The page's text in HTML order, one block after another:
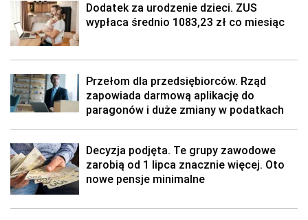
Dodatek za urodzenie dzieci. ZUS
wypłaca średnio 1083,23 zł co miesiąc
Przełom dla przedsiębiorców. Rząd
zapowiada darmową aplikację do
paragonów i duże zmiany w podatkach
Decyzja podjęta. Te grupy zawodowe
zarobią od 1 lipca znacznie więcej. Oto
nowe pensje minimalne